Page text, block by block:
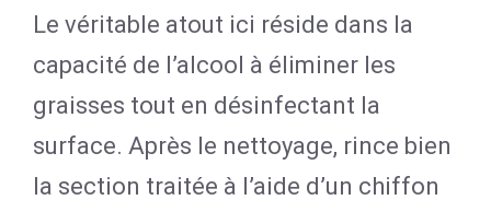
Le véritable atout ici réside dans la
capacité de l’alcool à éliminer les
graisses tout en désinfectant la
surface. Après le nettoyage, rince bien
la section traitée à l’aide d’un chiffon